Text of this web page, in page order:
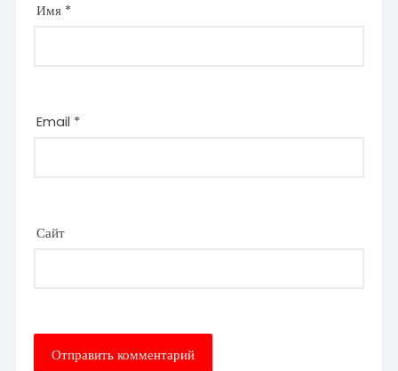
Имя *
Email *
Сайт